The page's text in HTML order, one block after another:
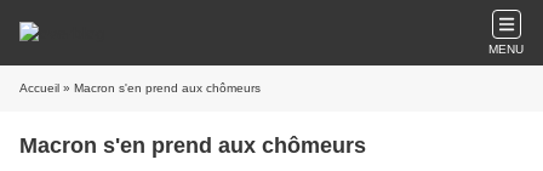
MENU
Accueil » Macron s'en prend aux chômeurs
Macron s'en prend aux chômeurs